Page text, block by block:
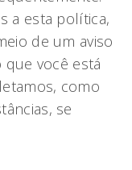
a esta política,
de um aviso
você está
como
se